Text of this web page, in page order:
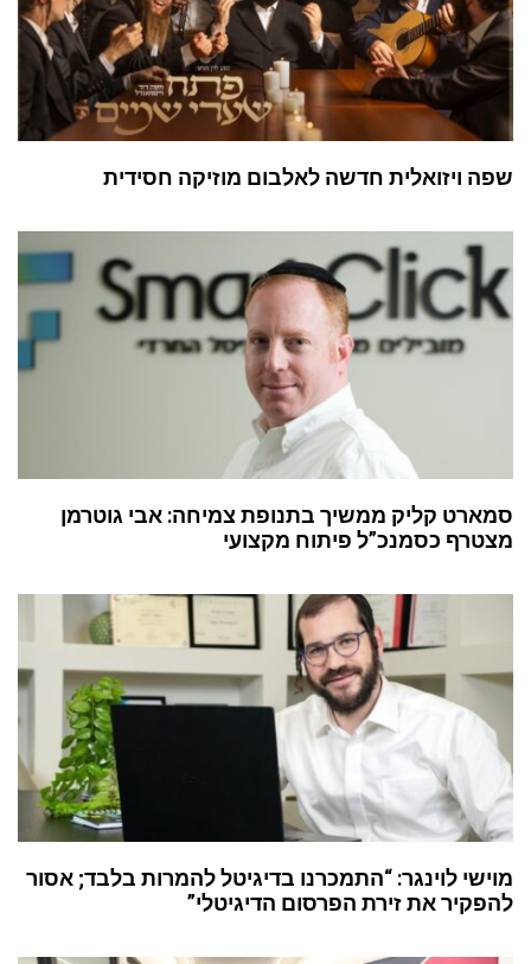
שפה ויזואלית חדשה לאלבום מוזיקה חסידית
סמארט קליק ממשיך בתנופת צמיחה: אבי גוטרמן
מצטרף כסמנכ”ל פיתוח מקצועי
מוישי לוינגר: “התמכרנו בדיגיטל להמרות בלבד; אסור
להפקיר את זירת הפרסום הדיגיטלי”